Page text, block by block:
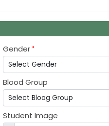
Gender
Blood Group
Student Image